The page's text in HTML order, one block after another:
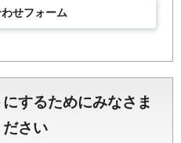
せフォーム
するためにみなさま
さい